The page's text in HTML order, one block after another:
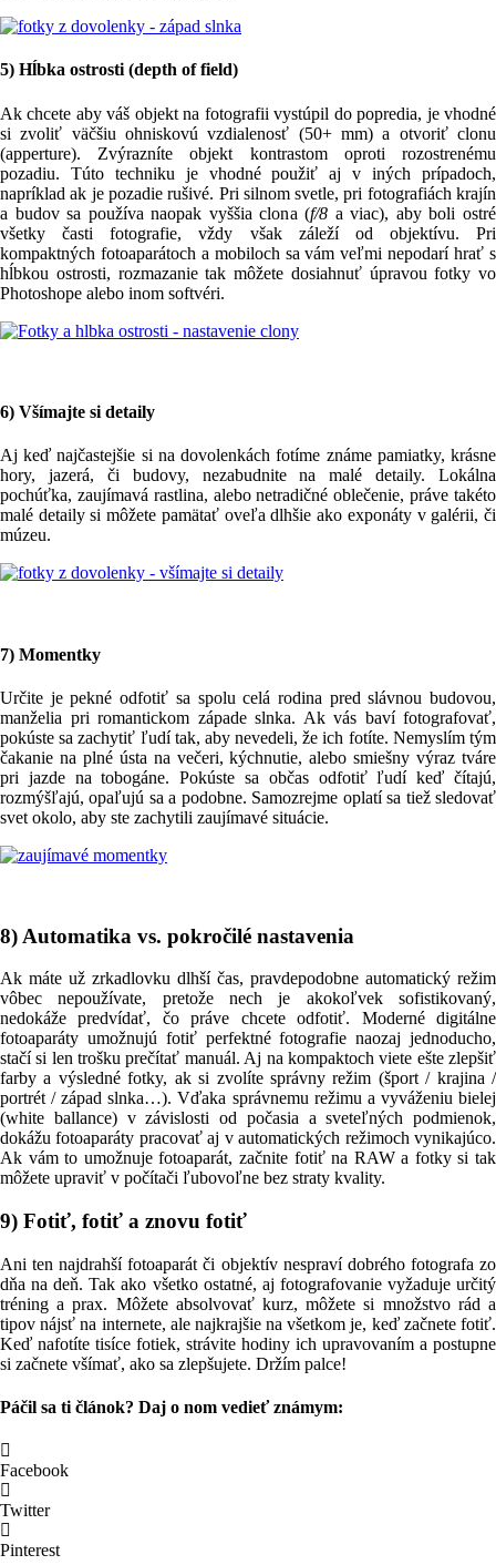
5) Hĺbka ostrosti (depth of field)
Ak chcete aby váš objekt na fotografii vystúpil do popredia, je vhodné
si zvoliť väčšiu ohniskovú vzdialenosť (50+ mm) a otvoriť clonu
(apperture). Zvýrazníte objekt kontrastom oproti rozostrenému
pozadiu. Túto techniku je vhodné použiť aj v iných prípadoch,
napríklad ak je pozadie rušivé. Pri silnom svetle, pri fotografiách krajín
a budov sa používa naopak vyššia clona (f/8 a viac), aby boli ostré
všetky časti fotografie, vždy však záleží od objektívu. Pri
kompaktných fotoaparátoch a mobiloch sa vám veľmi nepodarí hrať s
hĺbkou ostrosti, rozmazanie tak môžete dosiahnuť úpravou fotky vo
Photoshope alebo inom softvéri.
6) Všímajte si detaily
Aj keď najčastejšie si na dovolenkách fotíme známe pamiatky, krásne
hory, jazerá, či budovy, nezabudnite na malé detaily. Lokálna
pochúťka, zaujímavá rastlina, alebo netradičné oblečenie, práve takéto
malé detaily si môžete pamätať oveľa dlhšie ako exponáty v galérii, či
múzeu.
7) Momentky
Určite je pekné odfotiť sa spolu celá rodina pred slávnou budovou,
manželia pri romantickom západe slnka. Ak vás baví fotografovať,
pokúste sa zachytiť ľudí tak, aby nevedeli, že ich fotíte. Nemyslím tým
čakanie na plné ústa na večeri, kýchnutie, alebo smiešny výraz tváre
pri jazde na tobogáne. Pokúste sa občas odfotiť ľudí keď čítajú,
rozmýšľajú, opaľujú sa a podobne. Samozrejme oplatí sa tiež sledovať
svet okolo, aby ste zachytili zaujímavé situácie.
8) Automatika vs. pokročilé nastavenia
Ak máte už zrkadlovku dlhší čas, pravdepodobne automatický režim
vôbec nepoužívate, pretože nech je akokoľvek sofistikovaný,
nedokáže predvídať, čo práve chcete odfotiť. Moderné digitálne
fotoaparáty umožnujú fotiť perfektné fotografie naozaj jednoducho,
stačí si len trošku prečítať manuál. Aj na kompaktoch viete ešte zlepšiť
farby a výsledné fotky, ak si zvolíte správny režim (šport / krajina /
portrét / západ slnka…). Vďaka správnemu režimu a vyváženiu bielej
(white ballance) v závislosti od počasia a sveteľných podmienok,
dokážu fotoaparáty pracovať aj v automatických režimoch vynikajúco.
Ak vám to umožnuje fotoaparát, začnite fotiť na RAW a fotky si tak
môžete upraviť v počítači ľubovoľne bez straty kvality.
9) Fotiť, fotiť a znovu fotiť
Ani ten najdrahší fotoaparát či objektív nespraví dobrého fotografa zo
dňa na deň. Tak ako všetko ostatné, aj fotografovanie vyžaduje určitý
tréning a prax. Môžete absolvovať kurz, môžete si množstvo rád a
tipov nájsť na internete, ale najkrajšie na všetkom je, keď začnete fotiť.
Keď nafotíte tisíce fotiek, strávite hodiny ich upravovaním a postupne
si začnete všímať, ako sa zlepšujete. Držím palce!
Páčil sa ti článok? Daj o nom vedieť známym:
Facebook
Twitter
Pinterest